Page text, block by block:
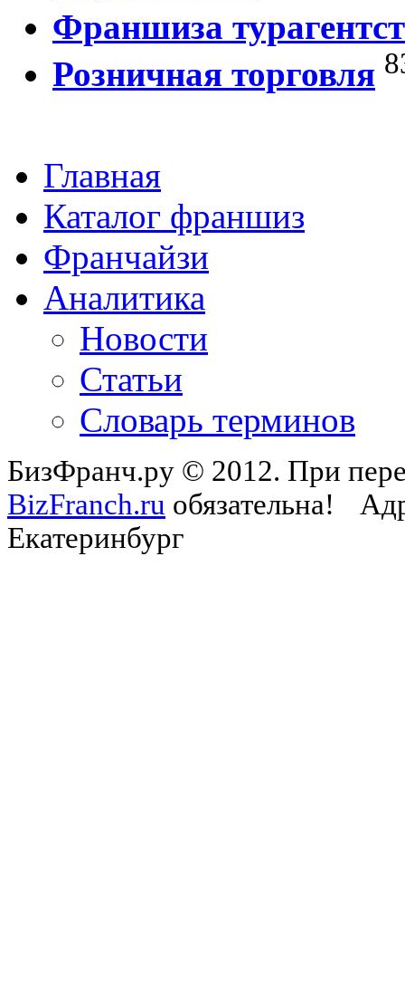
Франшиза
Розничная торговля
Главная
Каталог франшиз
Франчайзи
Аналитика
Новости
Статьи
Словарь терминов
БизФранч.ру © 2012. При
BizFranch.ru обязательна!
Екатеринбург